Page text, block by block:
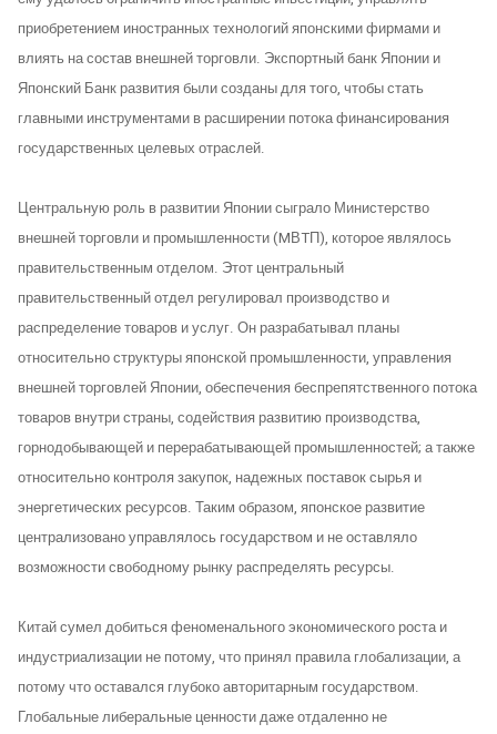
приобретением иностранных технологий японскими фирмами и
влиять на состав внешней торговли. Экспортный банк Японии и
Японский Банк развития были созданы для того, чтобы стать
главными инструментами в расширении потока финансирования
государственных целевых отраслей.
Центральную роль в развитии Японии сыграло Министерство
внешней торговли и промышленности (MВTП), которое являлось
правительственным отделом. Этот центральный
правительственный отдел регулировал производство и
распределение товаров и услуг. Он разрабатывал планы
относительно структуры японской промышленности, управления
внешней торговлей Японии, обеспечения беспрепятственного потока
товаров внутри страны, содействия развитию производства,
горнодобывающей и перерабатывающей промышленностей; а также
относительно контроля закупок, надежных поставок сырья и
энергетических ресурсов. Таким образом, японское развитие
централизовано управлялось государством и не оставляло
возможности свободному рынку распределять ресурсы.
Китай сумел добиться феноменального экономического роста и
индустриализации не потому, что принял правила глобализации, а
потому что оставался глубоко авторитарным государством.
Глобальные либеральные ценности даже отдаленно не